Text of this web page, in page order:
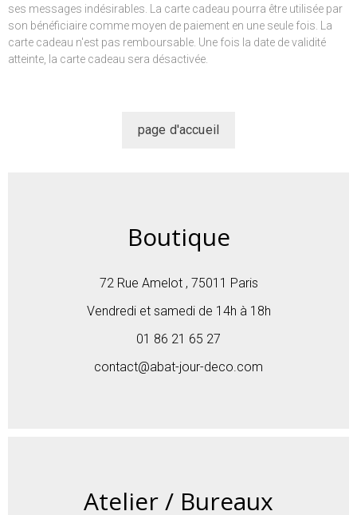
ses messages indésirables. La carte cadeau pourra être utilisée par
son bénéficiaire comme moyen de paiement en une seule fois. La
carte cadeau n'est pas remboursable. Une fois la date de validité
atteinte, la carte cadeau sera désactivée.
Boutique
72 Rue Amelot , 75011 Paris
Vendredi et samedi de 14h à 18h
01 86 21 65 27
contact@abat-jour-deco.com
Atelier / Bureaux